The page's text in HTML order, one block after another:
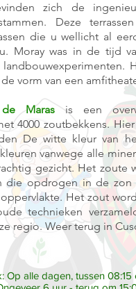
zich de
Deze
die u wellicht al
Moray was in de tijd
vorm van een
Marasis een
4000 zoutbekkens.
De witte kleur van
vanwege alle
gezicht. Het zoute
die opdrogen in de zon
Het zout
technieken
regio. Weer terug in
Op alle dagen, tussen 08:15